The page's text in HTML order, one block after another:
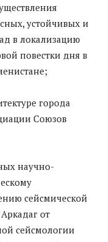
устойчивых и
в локализацию
повестки дня в
города
Союзов
научно-
сейсмической
от
сейсмологии